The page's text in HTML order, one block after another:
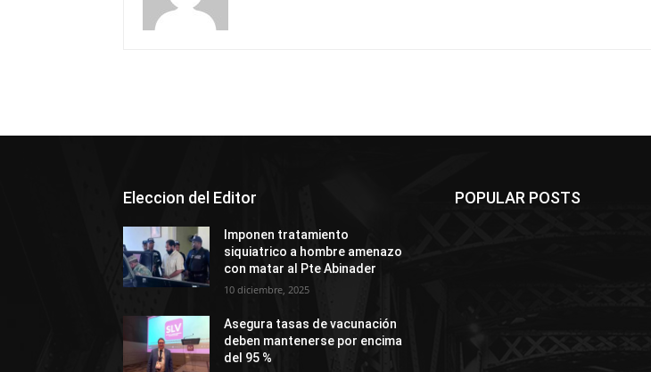
Eleccion del Editor
Imponen tratamiento
siquiatrico a hombre amenazo
con matar al Pte Abinader
10 diciembre, 2025
Asegura tasas de vacunación
deben mantenerse por encima
del 95 %
POPULAR POSTS